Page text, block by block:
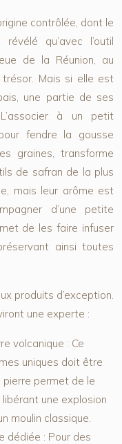
contrôlée, dont le
qu’avec l’outil
de la Réunion, au
Mais si elle est
une partie de ses
à un petit
fendre la gousse
graines, transforme
de safran de la plus
mais leur arôme est
d’une petite
de les faire infuser
ainsi toutes
produits d’exception.
une experte :
volcanique : Ce
uniques doit être
pierre permet de le
une explosion
moulin classique.
dédiée : Pour des